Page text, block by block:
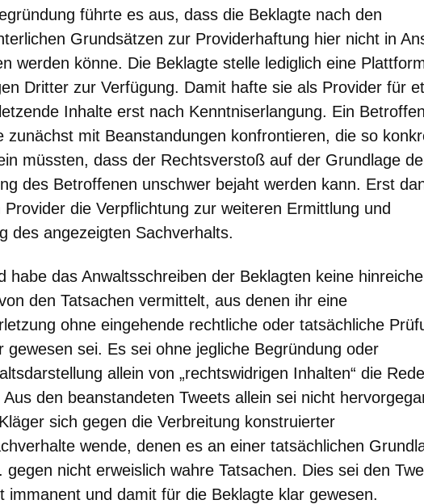
führte es aus, dass die Beklagte nach den
Grundsätzen zur Providerhaftung hier nicht in
werden könne. Die Beklagte stelle lediglich eine
Dritter zur Verfügung. Damit hafte sie als Provider für
Inhalte erst nach Kenntniserlangung. Ein
zunächst mit Beanstandungen konfrontieren, die so
müssten, dass der Rechtsverstoß auf der Grundlage
des Betroffenen unschwer bejaht werden kann. Erst
die Verpflichtung zur weiteren Ermittlung und
des angezeigten Sachverhalts.
habe das Anwaltsschreiben der Beklagten keine
den Tatsachen vermittelt, aus denen ihr eine
ohne eingehende rechtliche oder tatsächliche
gewesen sei. Es sei ohne jegliche Begründung oder
allein von „rechtswidrigen Inhalten“ die Rede
den beanstandeten Tweets allein sei nicht
sich gegen die Verbreitung konstruierter
wende, denen es an einer tatsächlichen
gegen nicht erweislich wahre Tatsachen. Dies sei den
immanent und damit für die Beklagte klar gewesen.